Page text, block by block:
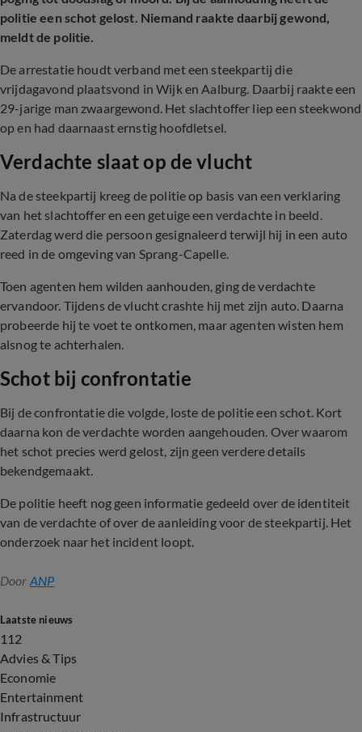
politie een schot gelost. Niemand raakte daarbij gewond,
meldt de politie.
De arrestatie houdt verband met een steekpartij die
vrijdagavond plaatsvond in Wijk en Aalburg. Daarbij raakte een
29-jarige man zwaargewond. Het slachtoffer liep een steekwond
op en had daarnaast ernstig hoofdletsel.
Verdachte slaat op de vlucht
Na de steekpartij kreeg de politie op basis van een verklaring
van het slachtoffer en een getuige een verdachte in beeld.
Zaterdag werd die persoon gesignaleerd terwijl hij in een auto
reed in de omgeving van Sprang-Capelle.
Toen agenten hem wilden aanhouden, ging de verdachte
ervandoor. Tijdens de vlucht crashte hij met zijn auto. Daarna
probeerde hij te voet te ontkomen, maar agenten wisten hem
alsnog te achterhalen.
Schot bij confrontatie
Bij de confrontatie die volgde, loste de politie een schot. Kort
daarna kon de verdachte worden aangehouden. Over waarom
het schot precies werd gelost, zijn geen verdere details
bekendgemaakt.
De politie heeft nog geen informatie gedeeld over de identiteit
van de verdachte of over de aanleiding voor de steekpartij. Het
onderzoek naar het incident loopt.
Door ANP
Laatste nieuws
112
Advies & Tips
Economie
Entertainment
Infrastructuur